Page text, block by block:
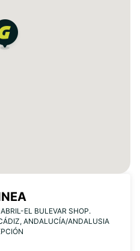
EL BULEVAR SHOP.
ANDALUCÍA/ANDALUSIA